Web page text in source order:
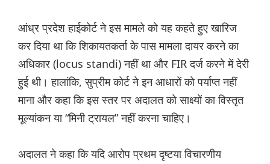
आंध्र प्रदेश हाईकोर्ट ने इस मामले को यह कहते हुए खारिज
कर दिया था कि शिकायतकर्ता के पास मामला दायर करने का
अधिकार (locus standi) नहीं था और FIR दर्ज करने में देरी
हुई थी। हालांकि, सुप्रीम कोर्ट ने इन आधारों को पर्याप्त नहीं
माना और कहा कि इस स्तर पर अदालत को साक्ष्यों का विस्तृत
मूल्यांकन या “मिनी ट्रायल” नहीं करना चाहिए।
अदालत ने कहा कि यदि आरोप प्रथम दृष्टया विचारणीय